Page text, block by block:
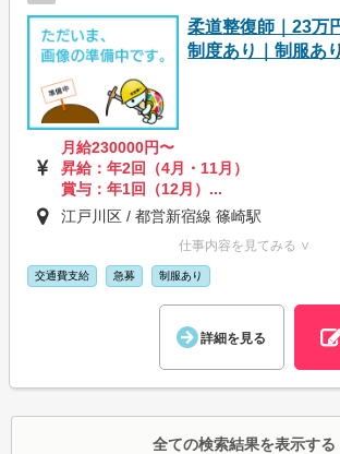
柔道整復師｜23万
制度あり｜制服あり
月給230000円〜
昇給：年2回（4月・11月）
賞与：年1回（12月）...
江戸川区 / 都営新宿線 篠崎駅
仕事内容を見てみる ∨
交通費支給 急募 制服あり
詳細を見る
全ての検索結果を表示する